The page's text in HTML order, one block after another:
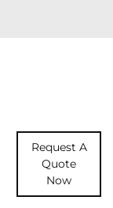
Request A
Quote
Now